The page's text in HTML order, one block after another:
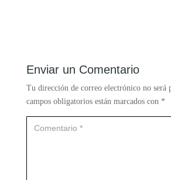
Enviar un Comentario
Tu dirección de correo electrónico no será
campos obligatorios están marcados con *